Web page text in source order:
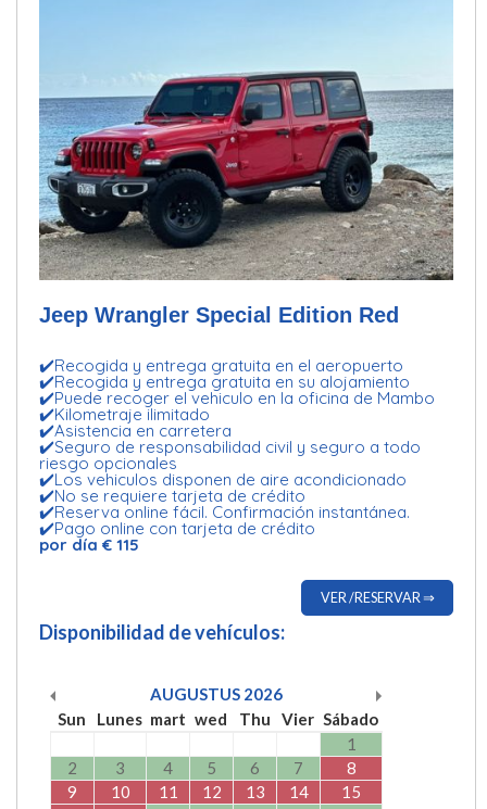
Jeep Wrangler Special Edition Red
✔️Recogida y entrega gratuita en el aeropuerto
✔️Recogida y entrega gratuita en su alojamiento
✔️Puede recoger el vehiculo en la oficina de Mambo
✔️Kilometraje ilimitado
✔️Asistencia en carretera
✔️Seguro de responsabilidad civil y seguro a todo
riesgo opcionales
✔️Los vehiculos disponen de aire acondicionado
✔️No se requiere tarjeta de crédito
✔️Reserva online fácil. Confirmación instantánea.
✔️Pago online con tarjeta de crédito
por día € 115
VER /RESERVAR ⇒
Disponibilidad de vehículos:
AUGUSTUS 2026
Sun
Lunes mart wed Thu Vier Sábado
1
2
3 4 5 6 7
8
9
10 11 12 13 14
15